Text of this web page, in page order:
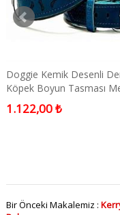
Doggie Kemik Desenli
Köpek Boyun Tasması
Mavi
1.122,00 ₺
Bir Önceki Makalemiz :